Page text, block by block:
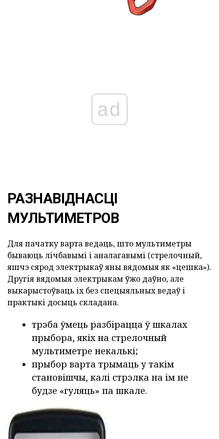
ad
РАЗНАВІДНАСЦІ
МУЛЬТИМЕТРОВ
Для пачатку варта ведаць, што мультиметры
бываюць лічбавымі і аналагавымі (стрелочный,
яшчэ сярод электрыкаў яны вядомыя як «цешка»).
Другія вядомыя электрыкам ўжо даўно, але
выкарыстоўваць іх без спецыяльных ведаў і
практыкі досыць складана.
трэба ўмець разбірацца ў шкалах
прыбора, якіх на стрелочный
мультиметре некалькі;
прыбор варта трымаць у такім
становішчы, калі стрэлка на ім не
будзе «гуляць» па шкале.